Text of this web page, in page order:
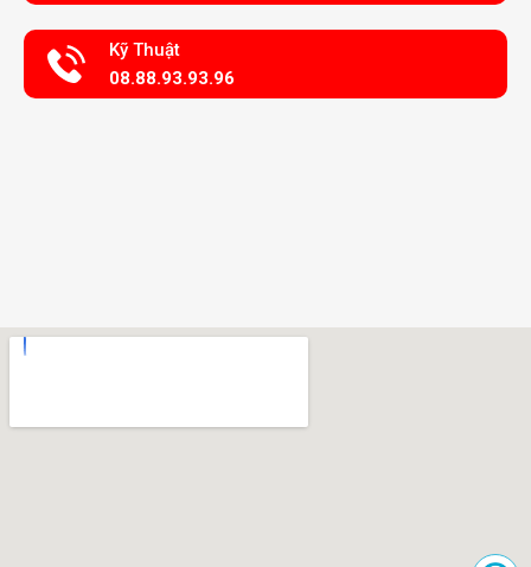
Kỹ Thuật
08.88.93.93.96